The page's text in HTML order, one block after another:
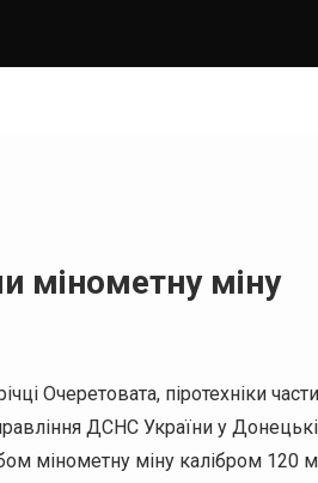
мінометну міну
Очеретовата, піротехніки
ДСНС України у
мінометну міну калібром 120